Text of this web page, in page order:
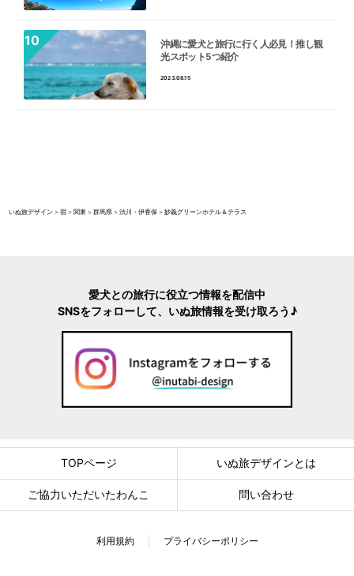
沖縄に愛犬と旅行に行く人必見！推し観
光スポット5つ紹介
2023.08.15
いぬ旅デザイン >宿 >関東 >群馬県 >渋川・伊香保 >妙義グリーンホテル＆テラス
愛犬との旅行に役立つ情報を配信中
SNSをフォローして、いぬ旅情報を受け取ろう♪
TOPページ いぬ旅デザインとは
ご協力いただいたわんこ 問い合わせ
利用規約 プライバシーポリシー